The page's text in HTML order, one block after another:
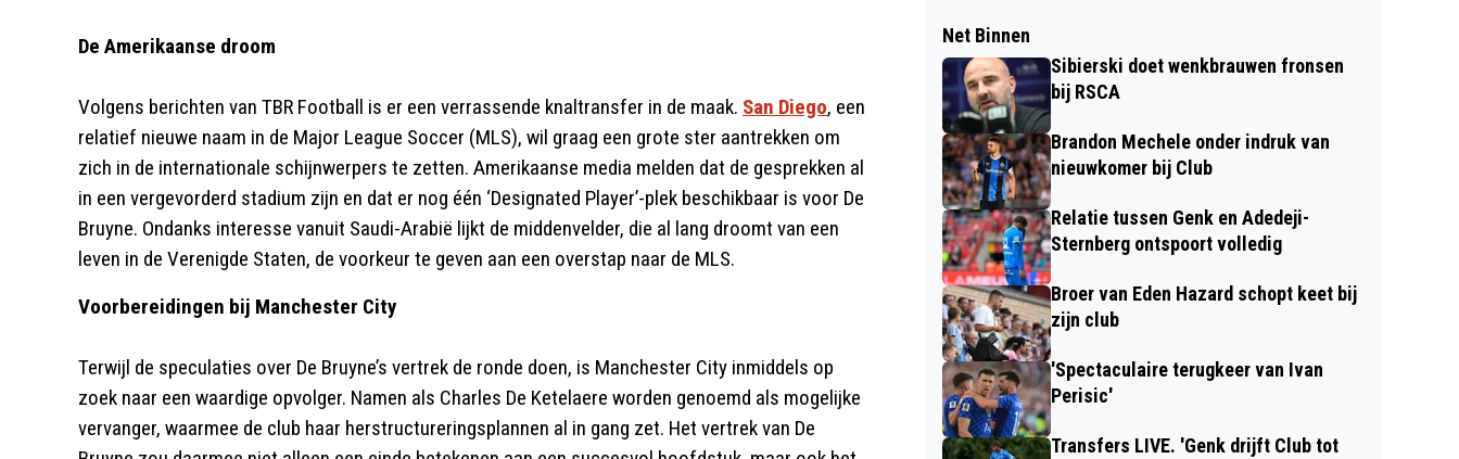
De Amerikaanse droom
Volgens berichten van TBR Football is er een verrassende knaltransfer in de maak. San Diego, een
relatief nieuwe naam in de Major League Soccer (MLS), wil graag een grote ster aantrekken om
zich in de internationale schijnwerpers te zetten. Amerikaanse media melden dat de gesprekken al
in een vergevorderd stadium zijn en dat er nog één ‘Designated Player’-plek beschikbaar is voor De
Bruyne. Ondanks interesse vanuit Saudi-Arabië lijkt de middenvelder, die al lang droomt van een
leven in de Verenigde Staten, de voorkeur te geven aan een overstap naar de MLS.
Voorbereidingen bij Manchester City
Terwijl de speculaties over De Bruyne’s vertrek de ronde doen, is Manchester City inmiddels op
zoek naar een waardige opvolger. Namen als Charles De Ketelaere worden genoemd als mogelijke
vervanger, waarmee de club haar herstructureringsplannen al in gang zet. Het vertrek van De
Net Binnen
Sibierski doet wenkbrauwen fronsen
bij RSCA
Brandon Mechele onder indruk van
nieuwkomer bij Club
Relatie tussen Genk en Adedeji-
Sternberg ontspoort volledig
Broer van Eden Hazard schopt keet bij
zijn club
'Spectaculaire terugkeer van Ivan
Perisic'
Transfers LIVE. 'Genk drijft Club tot